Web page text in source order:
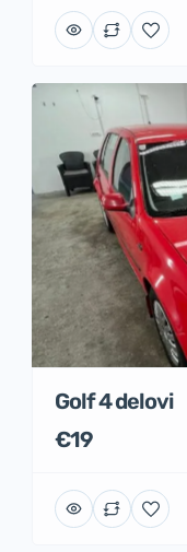
Golf 4 delovi
€19